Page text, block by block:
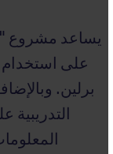
على استخدام
برلين.
التدريبية